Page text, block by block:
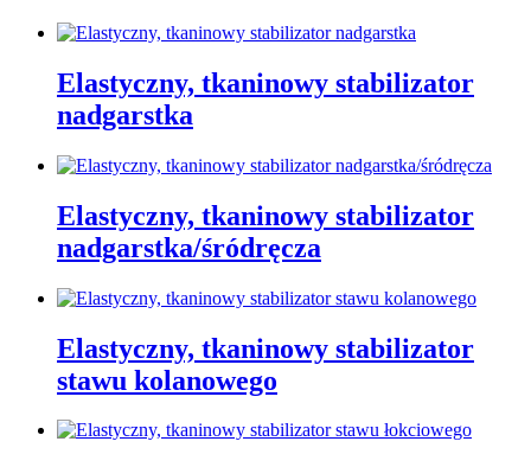
Elastyczny, tkaninowy stabilizator
nadgarstka
Elastyczny, tkaninowy stabilizator
nadgarstka/śródręcza
Elastyczny, tkaninowy stabilizator
stawu kolanowego